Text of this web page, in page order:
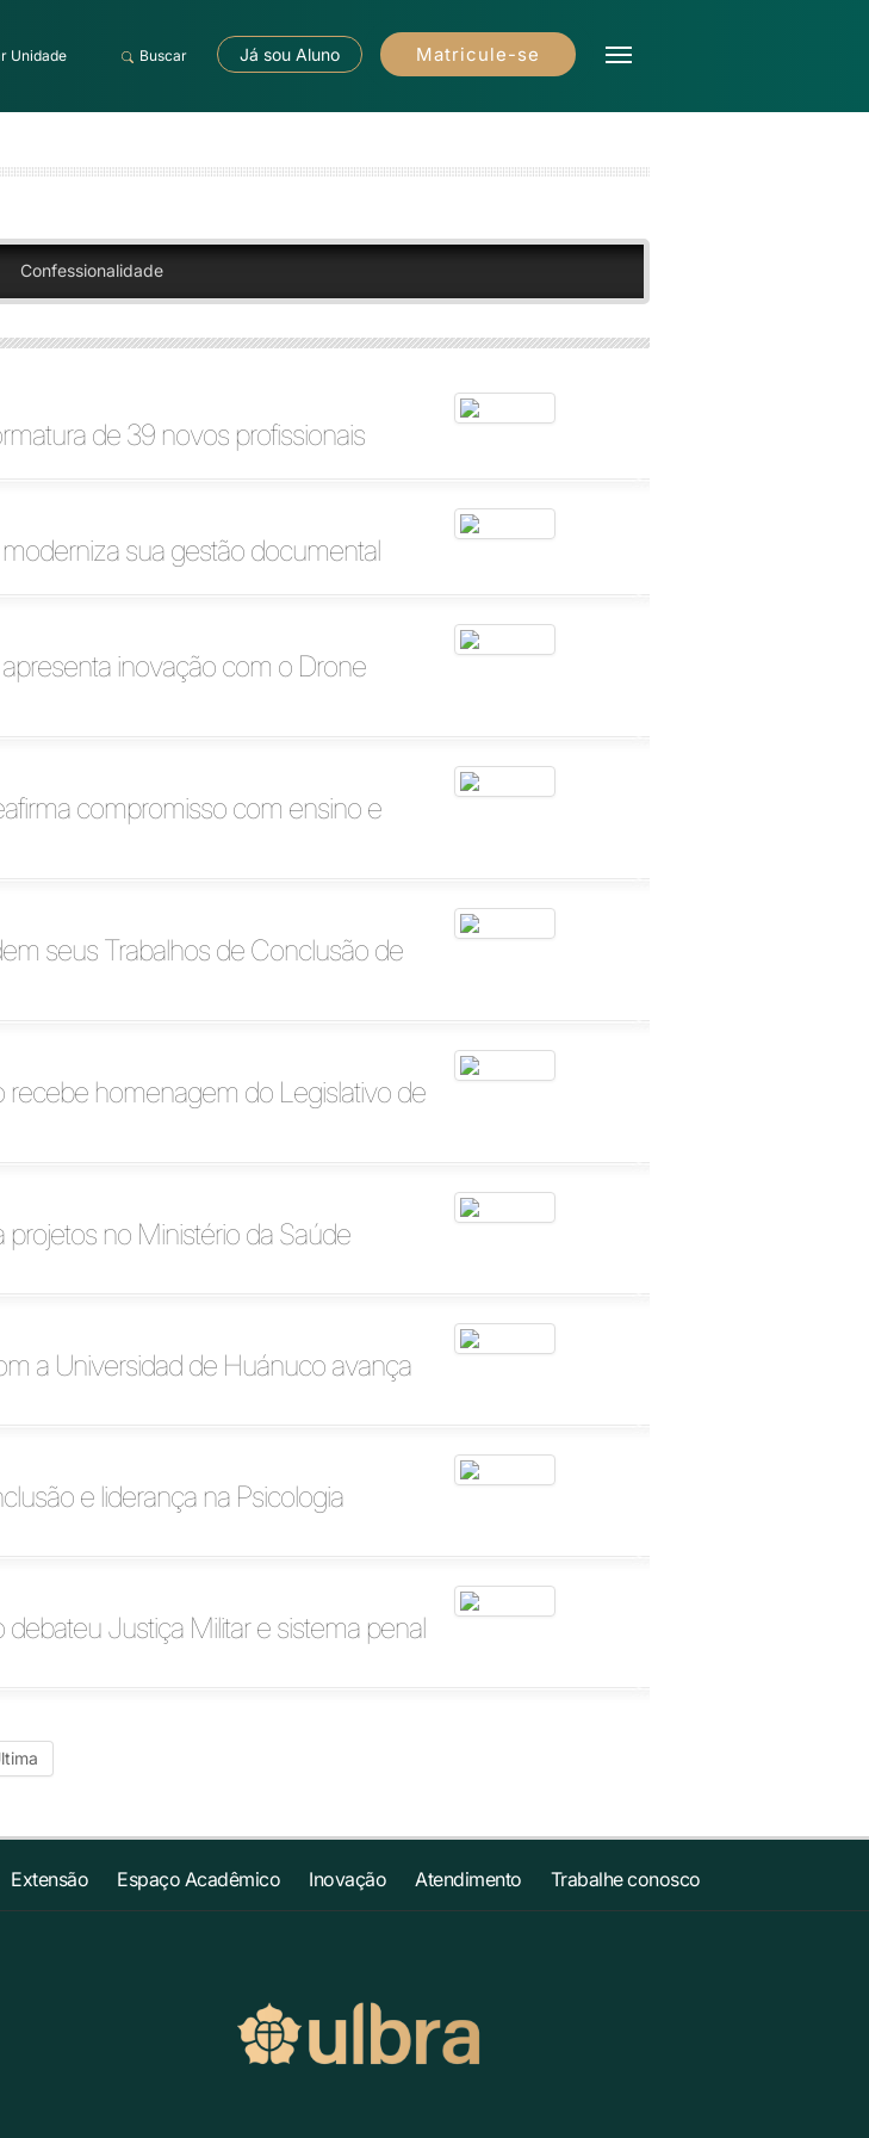
Unidade Buscar Já sou Aluno Matricule-se
Confessionalidade
de 39 novos profissionais
sua gestão documental
inovação com o Drone
compromisso com ensino e
seus Trabalhos de Conclusão de
recebe homenagem do Legislativo de
no Ministério da Saúde
a Universidad de Huánuco avança
e liderança na Psicologia
Justiça Militar e sistema penal
Extensão Espaço Acadêmico Inovação Atendimento Trabalhe conosco